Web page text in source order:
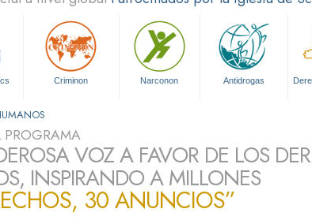
Criminon Narconon Antidrogas
PROGRAMA
VOZ A FAVOR DE LOS
INSPIRANDO A MILLONES
30 ANUNCIOS”